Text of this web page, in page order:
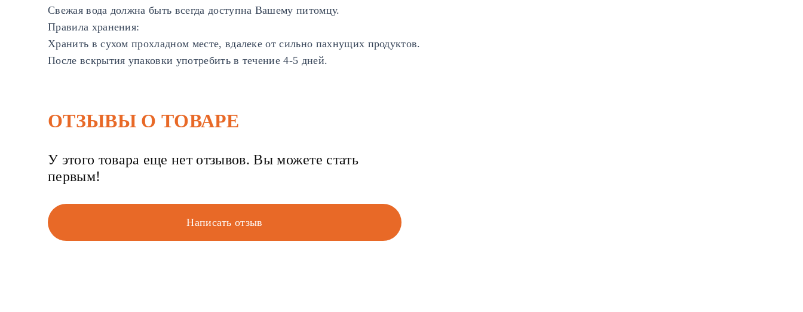
Свежая вода должна быть всегда доступна Вашему питомцу.
Правила хранения:
Хранить в сухом прохладном месте, вдалеке от сильно пахнущих продуктов.
После вскрытия упаковки употребить в течение 4-5 дней.
ОТЗЫВЫ О ТОВАРЕ
У этого товара еще нет отзывов. Вы можете стать
первым!
Написать отзыв